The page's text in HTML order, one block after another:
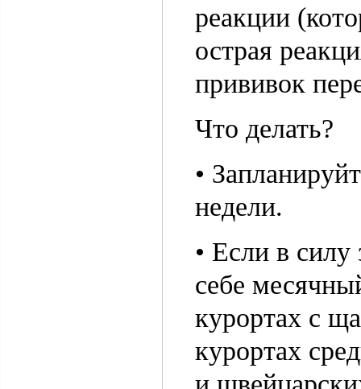
реакции
острая
прививок
Что делать?
•
недели.
• Если в силу
себе
курортах с
курортах